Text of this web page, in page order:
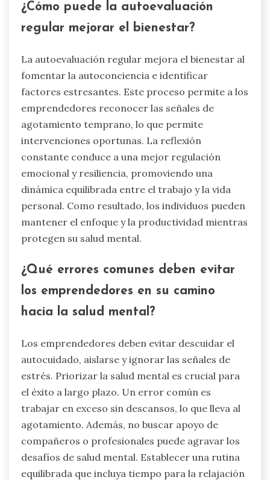
¿Cómo puede la autoevaluación
regular mejorar el bienestar?
La autoevaluación regular mejora el bienestar al
fomentar la autoconciencia e identificar
factores estresantes. Este proceso permite a los
emprendedores reconocer las señales de
agotamiento temprano, lo que permite
intervenciones oportunas. La reflexión
constante conduce a una mejor regulación
emocional y resiliencia, promoviendo una
dinámica equilibrada entre el trabajo y la vida
personal. Como resultado, los individuos pueden
mantener el enfoque y la productividad mientras
protegen su salud mental.
¿Qué errores comunes deben evitar
los emprendedores en su camino
hacia la salud mental?
Los emprendedores deben evitar descuidar el
autocuidado, aislarse y ignorar las señales de
estrés. Priorizar la salud mental es crucial para
el éxito a largo plazo. Un error común es
trabajar en exceso sin descansos, lo que lleva al
agotamiento. Además, no buscar apoyo de
compañeros o profesionales puede agravar los
desafíos de salud mental. Establecer una rutina
equilibrada que incluya tiempo para la relajación